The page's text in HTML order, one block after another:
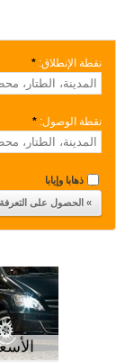
نقطة الإنطلاق: *
نقطة الوصول: *
ذهابا وإيابا